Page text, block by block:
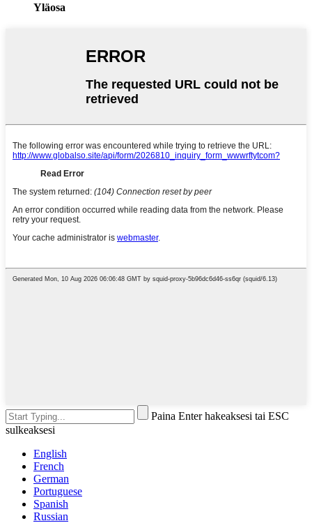
Yläosa
Paina Enter hakeaksesi tai ESC
sulkeaksesi
English
French
German
Portuguese
Spanish
Russian